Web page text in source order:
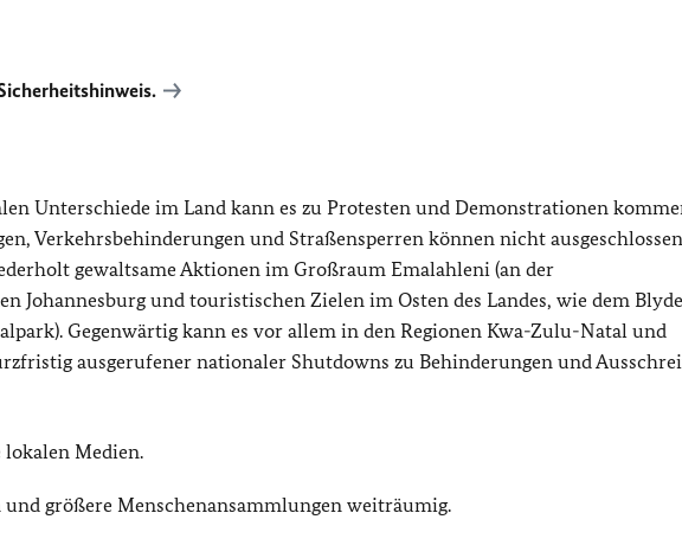
Unterschiede im Land kann es zu Protesten und Demonstrationen
Verkehrsbehinderungen und Straßensperren können nicht ausgeschlossen
gewaltsame Aktionen im Großraum Emalahleni (an der
Johannesburg und touristischen Zielen im Osten des Landes, wie dem
Gegenwärtig kann es vor allem in den Regionen Kwa-Zulu-Natal und
ausgerufener nationaler Shutdowns zu Behinderungen und
Medien.
größere Menschenansammlungen weiträumig.